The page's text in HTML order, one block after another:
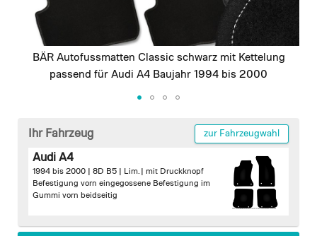
BÄR Autofussmatten Classic schwarz mit Kettelung
passend für Audi A4 Baujahr 1994 bis 2000
beginning
gallery
Ihr Fahrzeug zur Fahrzeugwahl
Audi A4
1994 bis 2000 | 8D B5 | Lim. | mit Druckknopf
Befestigung vorn eingegossene Befestigung im
Gummi vorn beidseitig